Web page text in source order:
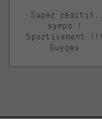
Super réactif,
sympa !
Sportivement !!!
Guyges